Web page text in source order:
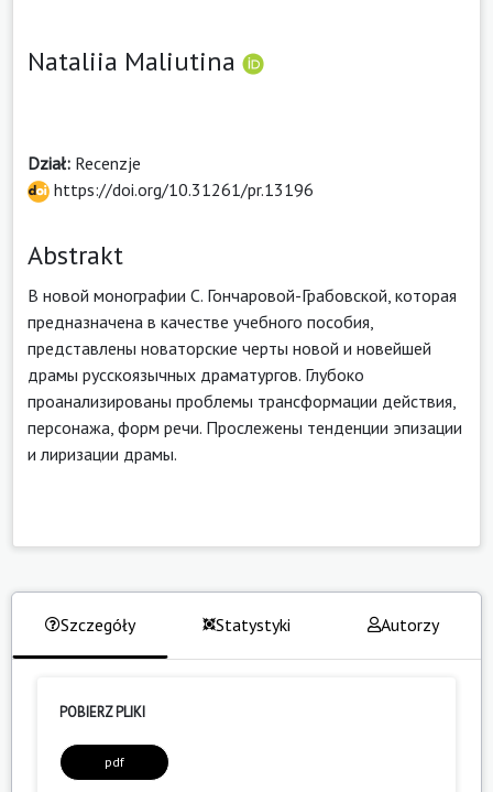
Nataliia Maliutina
Dział: Recenzje
https://doi.org/10.31261/pr.13196
Abstrakt
В новой монографии С. Гончаровой-Грабовской, которая
предназначена в качестве учебного пособия,
представлены новаторские черты новой и новейшей
драмы русскоязычных драматургов. Глубоко
проанализированы проблемы трансформации действия,
персонажа, форм речи. Прослежены тенденции эпизации
и лиризации драмы.
Szczegóły Statystyki Autorzy
POBIERZ PLIKI
pdf